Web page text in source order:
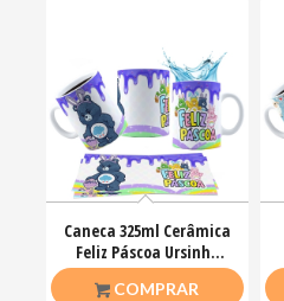
Caneca 325ml Cerâmica
Feliz Páscoa Ursinho
Carinhosos
COMPRAR